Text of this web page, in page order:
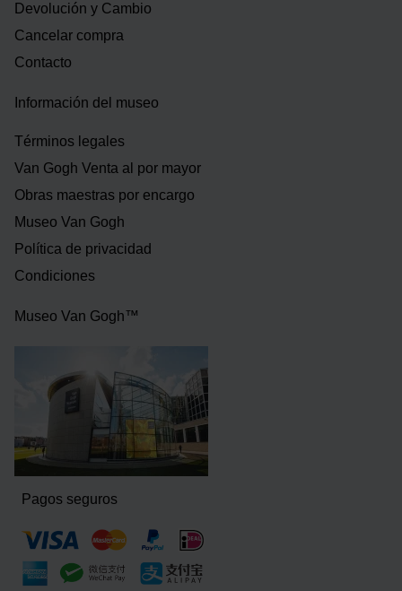
Devolución y Cambio
Cancelar compra
Contacto
Información del museo
Términos legales
Van Gogh Venta al por mayor
Obras maestras por encargo
Museo Van Gogh
Política de privacidad
Condiciones
Museo Van Gogh™
Pagos seguros